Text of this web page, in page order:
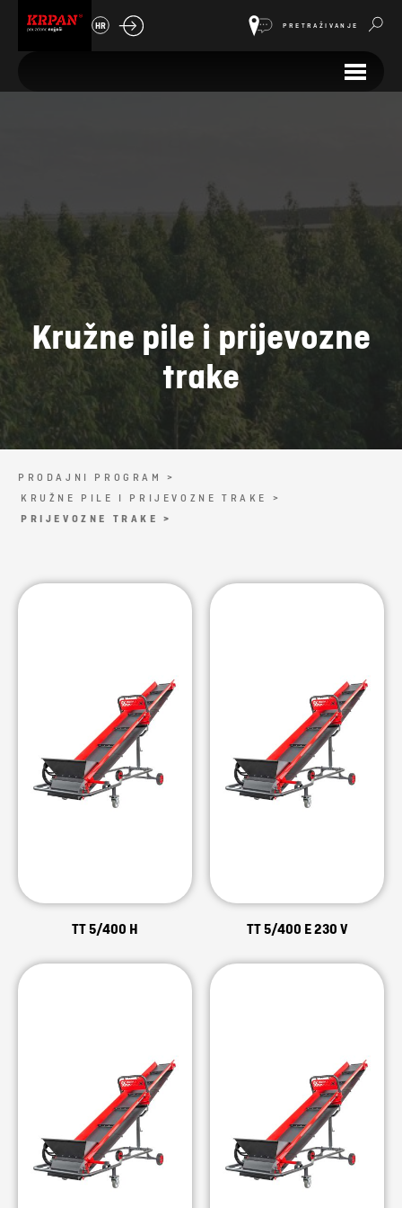
HR PRETRAŽIVANJE
Kružne pile i prijevozne
trake
PRODAJNI PROGRAM >
KRUŽNE PILE I PRIJEVOZNE TRAKE >
PRIJEVOZNE TRAKE >
TT 5/400 H TT 5/400 E 230 V